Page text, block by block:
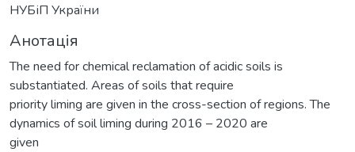
НУБіП України
Анотація
The need for chemical reclamation of acidic soils is
substantiated. Areas of soils that require
priority liming are given in the cross-section of regions. The
dynamics of soil liming during 2016 – 2020 are
given